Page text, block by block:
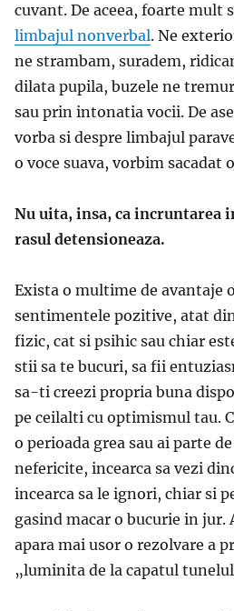
cuvant. De aceea, foarte mult
limbajul nonverbal. Ne
ne strambam, suradem,
dilata pupila, buzele ne
sau prin intonatia vocii. De
vorba si despre limbajul
o voce suava, vorbim sacadat
Nu uita, insa, ca incruntarea
rasul detensioneaza.
Exista o multime de avantaje
sentimentele pozitive, atat
fizic, cat si psihic sau chiar
stii sa te bucuri, sa fii
sa-ti creezi propria buna
pe ceilalti cu optimismul tau.
o perioada grea sau ai parte
nefericite, incearca sa vezi
incearca sa le ignori, chiar si
gasind macar o bucurie in jur.
apara mai usor o rezolvare a
„luminita de la capatul